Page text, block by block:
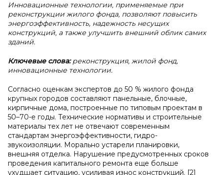
Инновационные технологии, применяемые при
реконструкции жилого фонда, позволяют повысить
энергоэффективность, надежность несущих
конструкций, а также улучшить внешний облик самих
зданий.
Ключевые слова:реконструкция, жилой фонд,
инновационные технологии.
Согласно оценкам экспертов до 50 % жилого фонда
крупных городов составляют панельные, блочные,
кирпичные дома, построенные по типовым проектам в
50–70-е годы. Технические нормативы и строительные
материалы тех лет не отвечают современным
стандартам энергоэффективности, гидро-
звукоизоляции. Морально устарели планировки,
внешняя отделка. Нарушение предусмотренных сроков
проведения капитального ремонта еще больше
ухудшает ситуацию, усиливая износ конструкций. [2]